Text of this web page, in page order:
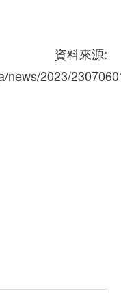
資料來源:
news/2023/